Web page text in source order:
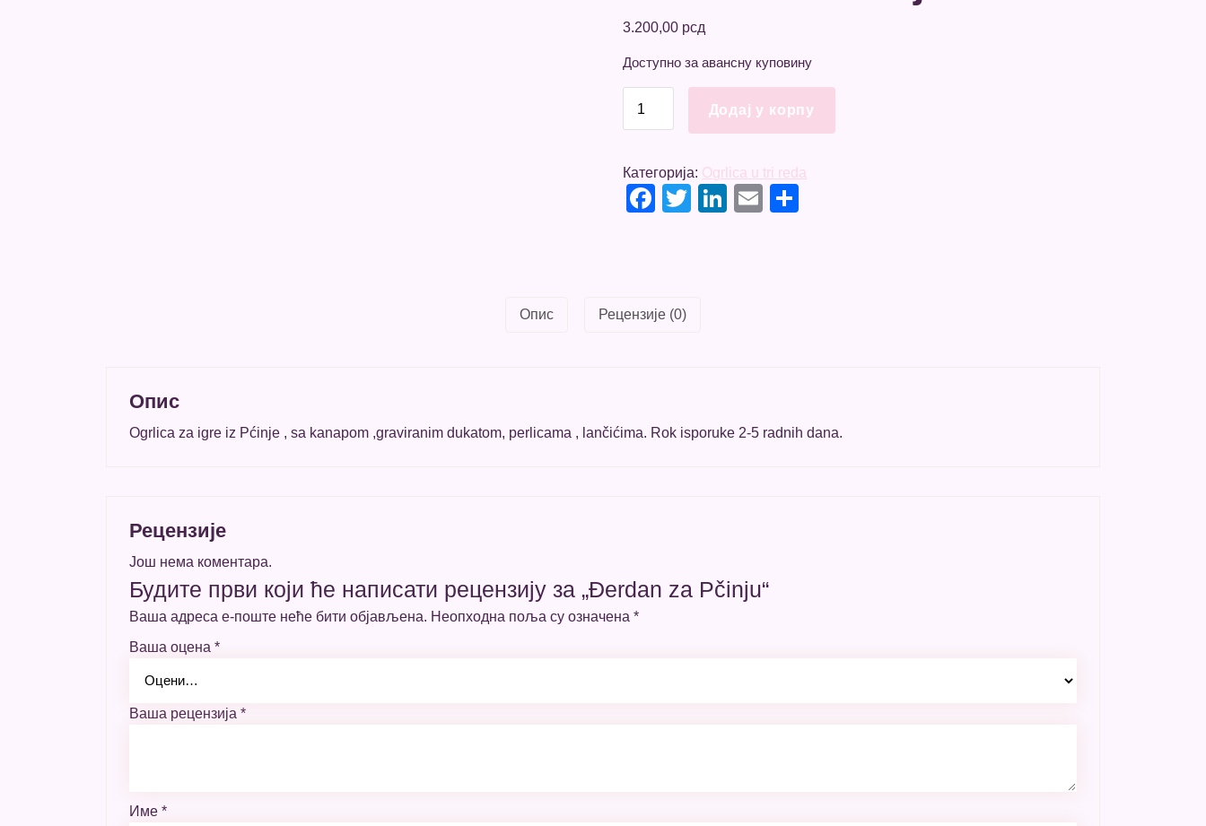
3.200,00 рсд
Доступно за авансну куповину
Додај у корпу
Категорија: Ogrlica u tri reda
Facebook
TwitterLinkedIn
Email
Опис Рецензије (0)
Опис
Ogrlica za igre iz Pćinje , sa kanapom ,graviranim dukatom, perlicama , lančićima. Rok isporuke 2-5 radnih dana.
Рецензије
Још нема коментара.
Будите први који ће написати рецензију за „Đerdan za Pčinju“
Ваша адреса е-поште неће бити објављена. Неопходна поља су означена *
Ваша оцена *
Ваша рецензија *
Име *